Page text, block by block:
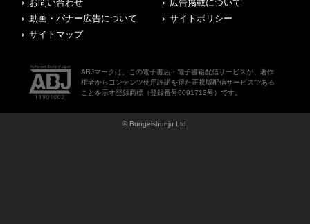
お問い合わせ
広告掲載について
動画・バナー広告について
サイトポリシー
サイトマップ
ABJマークは、この電子書店・電子書籍配信サービスが、著作
権者からコンテンツ使用許諾を得た正規版配信サービスである
ことを示す登録商標（登録番号6091713号）です。
© Bungeishunju Ltd.